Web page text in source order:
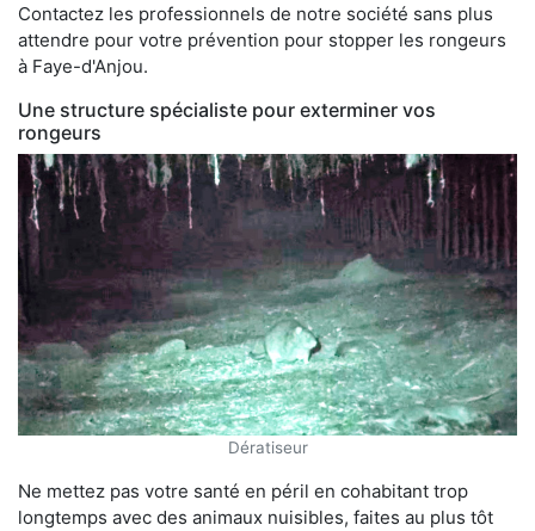
Contactez les professionnels de notre société sans plus
attendre pour votre prévention pour stopper les rongeurs
à Faye-d'Anjou.
Une structure spécialiste pour exterminer vos
rongeurs
Dératiseur
Ne mettez pas votre santé en péril en cohabitant trop
longtemps avec des animaux nuisibles, faites au plus tôt